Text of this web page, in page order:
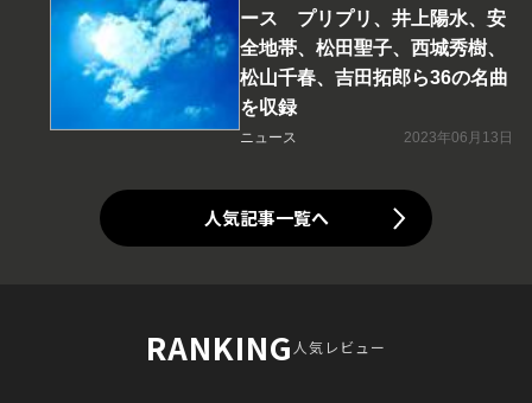
ース プリプリ、井上陽水、安
全地帯、松田聖子、西城秀樹、
松山千春、吉田拓郎ら36の名曲
を収録
ニュース 2023年06月13日
人気記事一覧へ
RANKING人気レビュー